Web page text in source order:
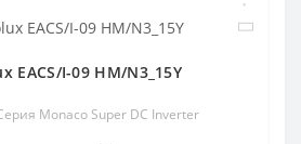
EACS/I-09 HM/N3_15Y
Monaco Super DC Inverter